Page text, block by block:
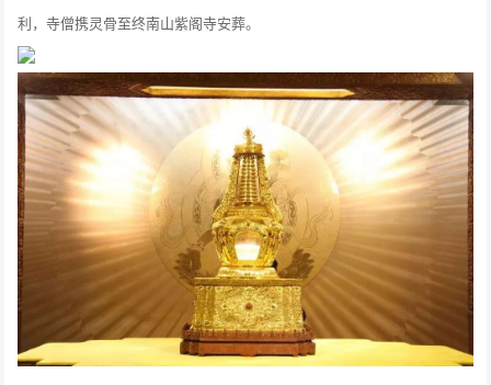
利，寺僧携灵骨至终南山紫阁寺安葬。